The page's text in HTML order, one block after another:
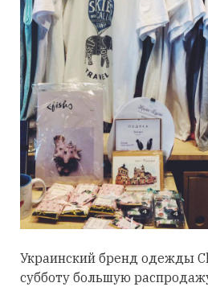
Украинский бренд одежды
субботу большую